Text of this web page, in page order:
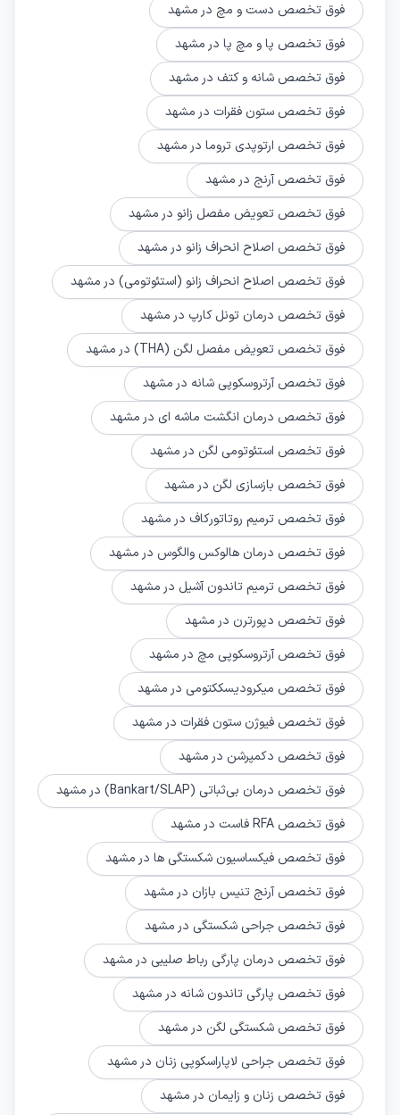
فوق تخصص دست و مچ در مشهد
فوق تخصص پا و مچ پا در مشهد
فوق تخصص شانه و کتف در مشهد
فوق تخصص ستون فقرات در مشهد
فوق تخصص ارتوپدي تروما در مشهد
فوق تخصص آرنج در مشهد
فوق تخصص تعویض مفصل زانو در مشهد
فوق تخصص اصلاح انحراف زانو در مشهد
فوق تخصص اصلاح انحراف زانو (استئوتومی) در مشهد
فوق تخصص درمان تونل کارپ در مشهد
فوق تخصص تعویض مفصل لگن (THA) در مشهد
فوق تخصص آرتروسکوپی شانه در مشهد
فوق تخصص درمان انگشت ماشه‌ ای در مشهد
فوق تخصص استئوتومی لگن در مشهد
فوق تخصص بازسازی لگن در مشهد
فوق تخصص ترمیم روتاتورکاف در مشهد
فوق تخصص درمان هالوکس والگوس در مشهد
فوق تخصص ترمیم تاندون آشیل در مشهد
فوق تخصص دپورترن در مشهد
فوق تخصص آرتروسکوپی مچ در مشهد
فوق تخصص میکرودیسککتومی در مشهد
فوق تخصص فیوژن ستون فقرات در مشهد
فوق تخصص دکمپرشن در مشهد
فوق تخصص درمان بی‌ثباتی (Bankart/SLAP) در مشهد
فوق تخصص RFA فاست در مشهد
فوق تخصص فیکساسیون شکستگی‌ ها در مشهد
فوق تخصص آرنج تنیس بازان در مشهد
فوق تخصص جراحی شکستگی در مشهد
فوق تخصص درمان پارگی رباط صلیبی در مشهد
فوق تخصص پارگی تاندون شانه در مشهد
فوق تخصص شکستگی لگن در مشهد
فوق تخصص جراحی لاپاراسکوپی زنان در مشهد
فوق تخصص زنان و زایمان در مشهد